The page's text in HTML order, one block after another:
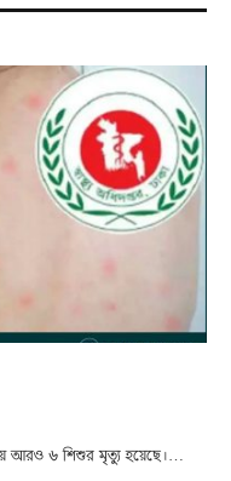
আরও ৬ শিশুর মৃত্যু হয়েছে।…